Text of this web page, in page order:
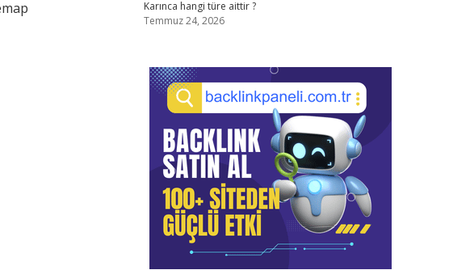
Karınca hangi türe aittir ?
Temmuz 24, 2026